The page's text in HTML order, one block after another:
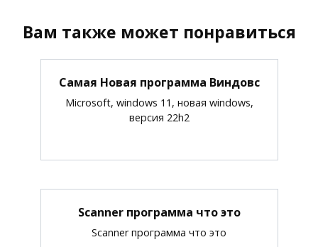
Вам также может понравиться
Самая Новая программа Виндовс
Microsoft, windows 11, новая windows,
версия 22h2
Scanner программа что это
Scanner программа что это